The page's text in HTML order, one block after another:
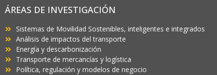
ÁREAS DE INVESTIGACIÓN
Sistemas de Movilidad Sostenibles, inteligentes e integrados
Análisis de impactos del transporte
Energía y descarbonización
Transporte de mercancías y logística
Política, regulación y modelos de negocio